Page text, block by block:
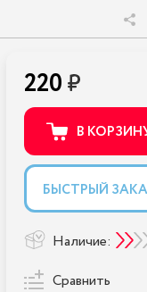
220
В
БЫСТРЫЙ
Наличие:
Сравнить